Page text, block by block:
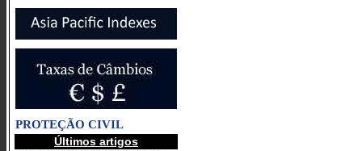
PROTEÇÃO CIVIL
Últimos artigos